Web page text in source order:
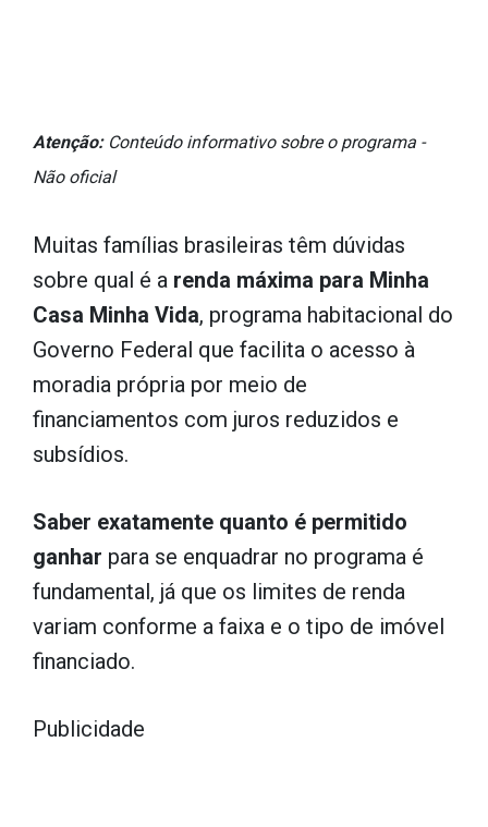
Atenção:Conteúdo informativo sobre o programa -
Não oficial
Muitas famílias brasileiras têm dúvidas
sobre qual é a renda máxima para Minha
Casa Minha Vida, programa habitacional do
Governo Federal que facilita o acesso à
moradia própria por meio de
financiamentos com juros reduzidos e
subsídios.
Saber exatamente quanto é permitido
ganhar para se enquadrar no programa é
fundamental, já que os limites de renda
variam conforme a faixa e o tipo de imóvel
financiado.
Publicidade